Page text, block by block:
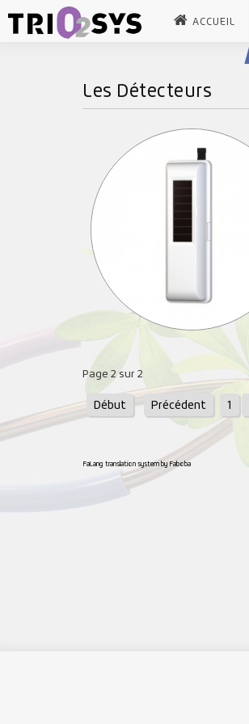
ACCUEIL
Les Détecteurs
Page 2 sur 2
Début Précédent 1
FaLang translation system by Faboba